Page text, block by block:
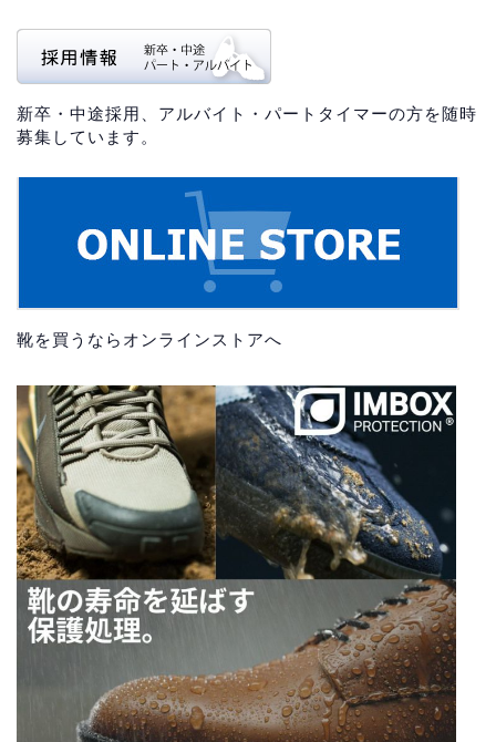
新卒・中途採用、アルバイト・パートタイマーの方を随時
募集しています。
靴を買うならオンラインストアへ